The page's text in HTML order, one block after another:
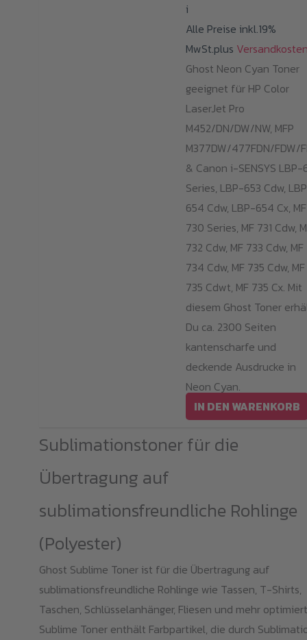
i
Alle Preise inkl.19%
MwSt.plus
Ghost Neon Cyan Toner
geeignet für HP Color
LaserJet Pro
M452/DN/DW/NW, MFP
M377DW/477FDN/FDW/
& Canon i-SENSYS
Series, LBP-653 Cdw,
654 Cdw, LBP-654 Cx, MF
730 Series, MF 731 Cdw,
732 Cdw, MF 733 Cdw, MF
734 Cdw, MF 735 Cdw, MF
735 Cdwt, MF 735 Cx. Mit
diesem Ghost Toner
Du ca. 2300 Seiten
kantenscharfe und
deckende Ausdrucke in
Neon Cyan.
IN DEN WARENKORB
Sublimationstoner für die
Übertragung auf
sublimationsfreundliche Rohlinge
(Polyester)
Ghost Sublime Toner ist für die Übertragung auf
sublimationsfreundliche Rohlinge wie Tassen, T-Shirts,
Taschen, Schlüsselanhänger, Fliesen und mehr
Sublime Toner enthält Farbpartikel, die durch